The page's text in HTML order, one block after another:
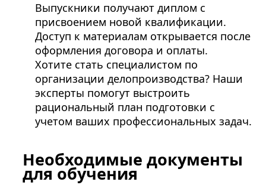
Выпускники получают диплом с
присвоением новой квалификации.
Доступ к материалам открывается после
оформления договора и оплаты.
Хотите стать специалистом по
организации делопроизводства? Наши
эксперты помогут выстроить
рациональный план подготовки с
учетом ваших профессиональных задач.
Необходимые документы
для обучения